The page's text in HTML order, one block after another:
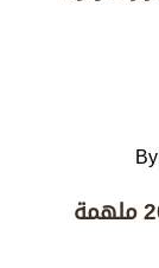
By
افكار ديكور غرف معيشة مودرن 2025 ملهمة